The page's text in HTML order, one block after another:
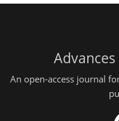
An open-access journal